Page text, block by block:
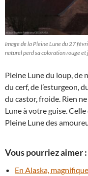
Image de la Pleine Lune du 27
naturel perd sa coloration rouge
Pleine Lune du loup, de
du cerf, de l’esturgeon,
du castor, froide. Rien
Lune à votre guise.
Pleine Lune des
Vous pourriez aimer :
En Alaska,